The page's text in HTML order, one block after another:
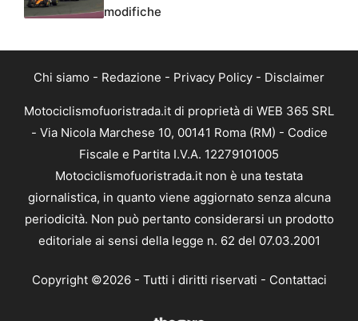
modifiche
Chi siamo - Redazione - Privacy Policy - Disclaimer
Motociclismofuoristrada.it di proprietà di WEB 365 SRL
- Via Nicola Marchese 10, 00141 Roma (RM) - Codice
Fiscale e Partita I.V.A. 12279101005
Motociclismofuoristrada.it non è una testata
giornalistica, in quanto viene aggiornato senza alcuna
periodicità. Non può pertanto considerarsi un prodotto
editoriale ai sensi della legge n. 62 del 07.03.2001
Copyright ©2026 - Tutti i diritti riservati - Contattaci